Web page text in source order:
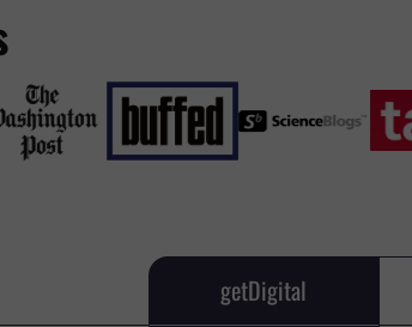
getDigital